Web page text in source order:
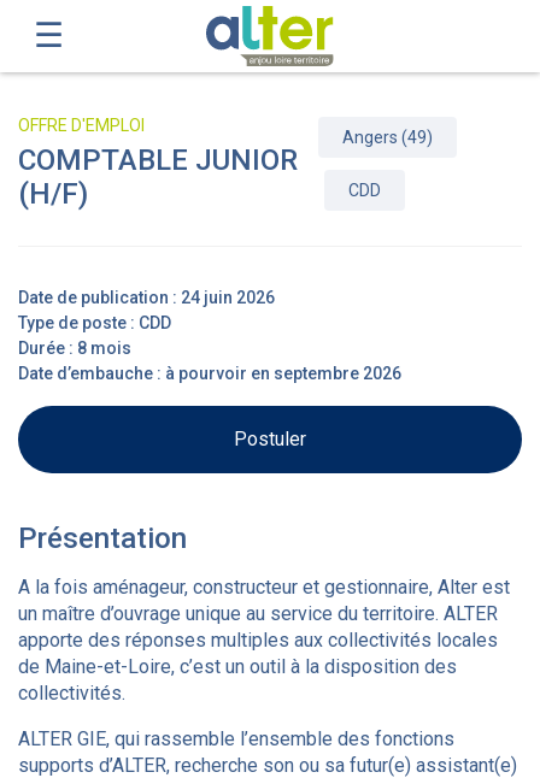
OFFRE D'EMPLOI
COMPTABLE JUNIOR
(H/F)
Angers (49)
CDD
Date de publication : 24 juin 2026
Type de poste : CDD
Durée : 8 mois
Date d’embauche : à pourvoir en septembre 2026
Postuler
Présentation
A la fois aménageur, constructeur et gestionnaire, Alter est
un maître d’ouvrage unique au service du territoire. ALTER
apporte des réponses multiples aux collectivités locales
de Maine-et-Loire, c’est un outil à la disposition des
collectivités.
ALTER GIE, qui rassemble l’ensemble des fonctions
supports d’ALTER, recherche son ou sa futur(e) assistant(e)